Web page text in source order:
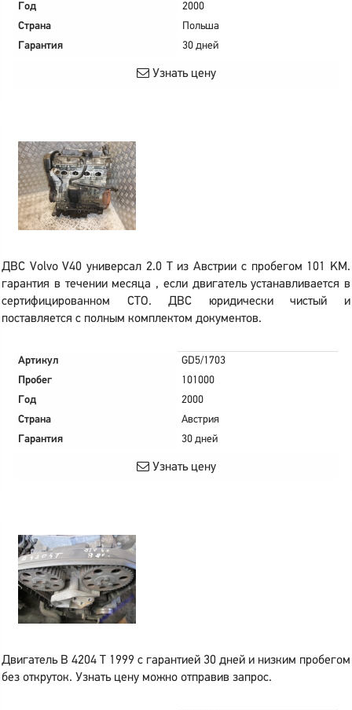
Год
2000
Страна
Польша
Гарантия
30 дней
Узнать цену
ДВС Volvo V40 универсал 2.0 T из Австрии с пробегом 101 KM.
гарантия в течении месяца , если двигатель устанавливается в
сертифицированном СТО. ДВС юридически чистый и
поставляется с полным комплектом документов.
Артикул
GD5/1703
Пробег
101000
Год
2000
Страна
Австрия
Гарантия
30 дней
Узнать цену
Двигатель B 4204 T 1999 с гарантией 30 дней и низким пробегом
без откруток. Узнать цену можно отправив запрос.